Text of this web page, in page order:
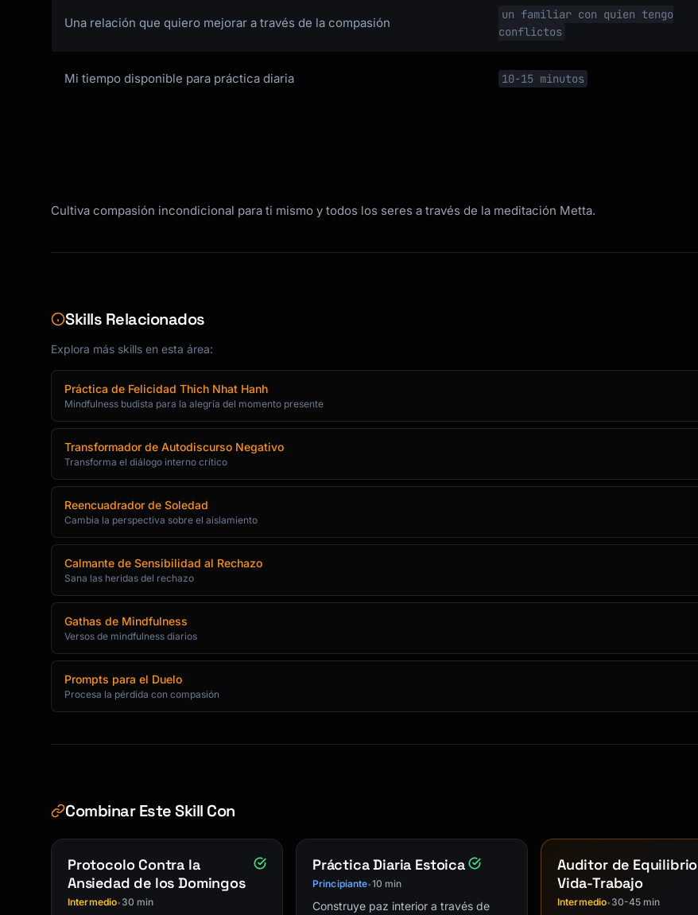
Una relación que quiero mejorar a través de la compasión
un familiar con quien tengo
conflictos
Mi tiempo disponible para práctica diaria 10-15 minutos
Cultiva compasión incondicional para ti mismo y todos los seres a través de la meditación Metta.
Skills Relacionados
Explora más skills en esta área:
Práctica de Felicidad Thich Nhat Hanh
Mindfulness budista para la alegría del momento presente
Transformador de Autodiscurso Negativo
Transforma el diálogo interno crítico
Reencuadrador de Soledad
Cambia la perspectiva sobre el aislamiento
Calmante de Sensibilidad al Rechazo
Sana las heridas del rechazo
Gathas de Mindfulness
Versos de mindfulness diarios
Prompts para el Duelo
Procesa la pérdida con compasión
Combinar Este Skill Con
Protocolo Contra la
Ansiedad de los Domingos
Intermedio• 30 min
Práctica Diaria Estoica
Principiante•10 min
Construye paz interior a través de
Auditor de Equilibrio
Vida-Trabajo
Intermedio• 30-45 min